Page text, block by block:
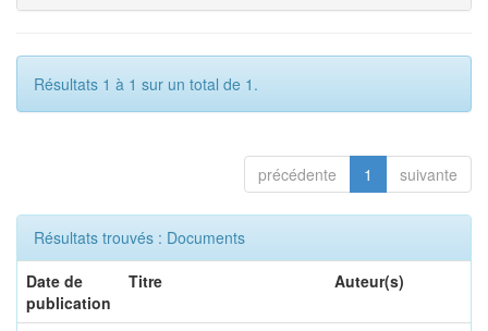
Résultats 1 à 1 sur un total de 1.
précédente 1 suivante
Résultats trouvés : Documents
Date de
publication
Titre Auteur(s)